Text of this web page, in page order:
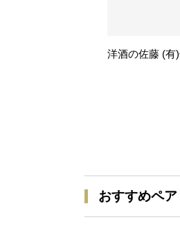
洋酒の佐藤 (有
おすすめペ